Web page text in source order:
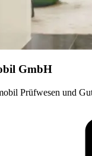
GmbH
Prüfwesen und